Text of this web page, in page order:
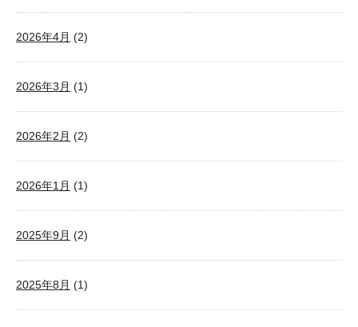
2026年4月 (2)
2026年3月 (1)
2026年2月 (2)
2026年1月 (1)
2025年9月 (2)
2025年8月 (1)